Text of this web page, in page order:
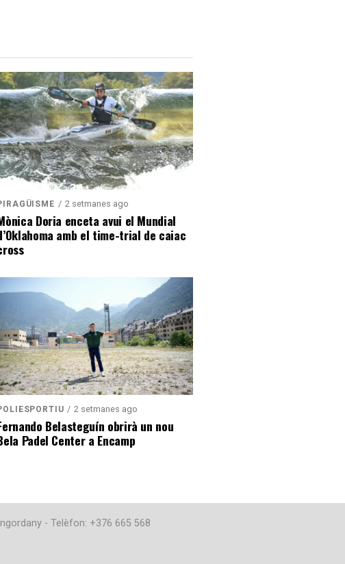
2 setmanes ago
Doria enceta avui el Mundial
amb el time-trial de caiac
2 setmanes ago
Belasteguín obrirà un nou
Padel Center a Encamp
- Telèfon: +376 665 568